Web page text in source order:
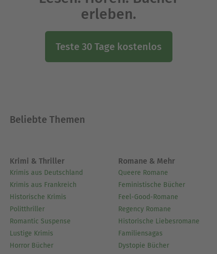
erleben.
Teste 30 Tage kostenlos
Beliebte Themen
Krimi & Thriller
Krimis aus Deutschland
Krimis aus Frankreich
Historische Krimis
Politthriller
Romantic Suspense
Lustige Krimis
Horror Bücher
Romane & Mehr
Queere Romane
Feministische Bücher
Feel-Good-Romane
Regency Romane
Historische Liebesromane
Familiensagas
Dystopie Bücher